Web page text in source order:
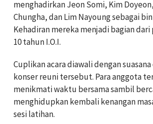
menghadirkanJeon Somi, Kim Doyeon,
Chungha, danLim Nayoungsebagai
Kehadiran mereka menjadi bagian dari
10 tahun I.O.I.
Cuplikan acara diawali dengan
konser reuni tersebut. Para anggota
menikmati waktu bersama sambil
menghidupkan kembali kenangan
sesi latihan.